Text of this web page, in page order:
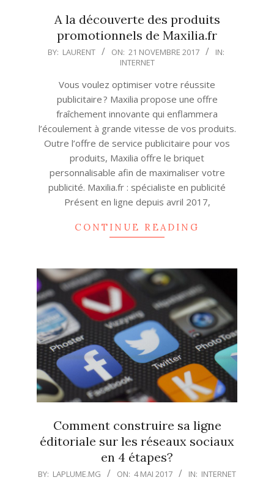
A la découverte des produits
promotionnels de Maxilia.fr
2017-
BY: LAURENT ON: 21 NOVEMBRE 2017
IN:
INTERNET
Vous voulez optimiser votre réussite
publicitaire ? Maxilia propose une offre
fraîchement innovante qui enflammera
l’écoulement à grande vitesse de vos produits.
Outre l’offre de service publicitaire pour vos
produits, Maxilia offre le briquet
personnalisable afin de maximaliser votre
publicité. Maxilia.fr : spécialiste en publicité
Présent en ligne depuis avril 2017,
CONTINUE READING
Comment construire sa ligne
éditoriale sur les réseaux sociaux
en 4 étapes?
2017-
BY: LAPLUME.MG ON: 4 MAI 2017 IN: INTERNET